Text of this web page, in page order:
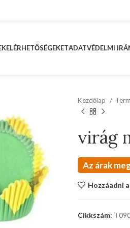
ELÉRHETŐSÉGEKETADATVÉDELMI
Kezdőlap
virág
Az árak
Hozzáadni
Cikkszám: